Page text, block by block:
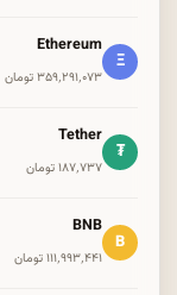
Ξ
Ethereum
۳۵۹٬۲۹۱٬۰۷۳ تومان
₮
Tether
۱۸۷٬۷۳۷ تومان
B
BNB
۱۱۱٬۹۹۳٬۴۴۱ تومان